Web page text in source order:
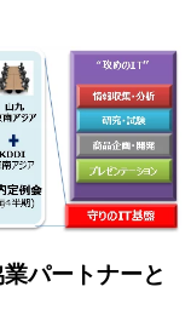
パートナーと